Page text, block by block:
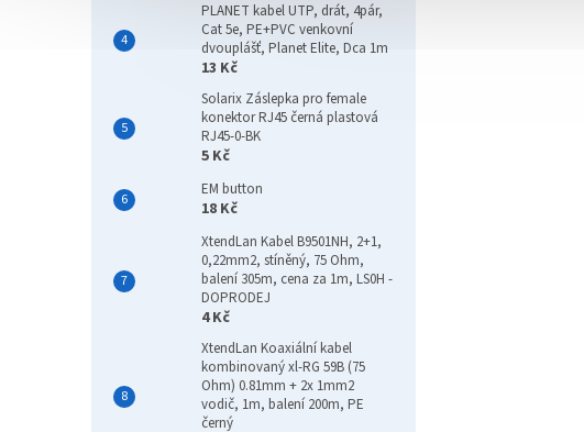
PLANET kabel UTP, drát, 4pár,
Cat 5e, PE+PVC venkovní
dvouplášť, Planet Elite, Dca 1m
13 Kč
Solarix Záslepka pro female
konektor RJ45 černá plastová
RJ45-0-BK
5 Kč
EM button
18 Kč
XtendLan Kabel B9501NH, 2+1,
0,22mm2, stíněný, 75 Ohm,
balení 305m, cena za 1m, LS0H -
DOPRODEJ
4 Kč
XtendLan Koaxiální kabel
kombinovaný xl-RG 59B (75
Ohm) 0.81mm + 2x 1mm2
vodič, 1m, balení 200m, PE
černý